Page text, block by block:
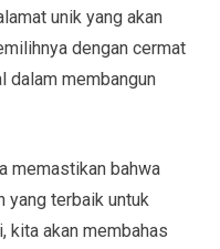
unik yang akan
dengan cermat
dalam membangun
memastikan bahwa
yang terbaik untuk
kita akan membahas